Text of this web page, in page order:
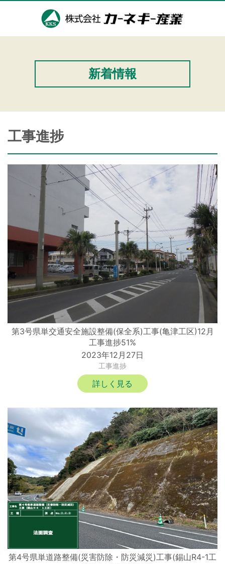
新着情報
工事進捗
第3号県単交通安全施設整備(保全系)工事(亀津工区)12月
工事進捗51%
2023年12月27日
工事進捗
詳しく見る
第4号県単道路整備(災害防除・防災減災)工事(錫山R4-1工